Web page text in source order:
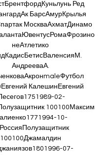
Ред
БарсАмурКрылья
МоскваАхматДинамо
неАтлетико
АндрееваА.
КалешинЕвгений
02-
100100Максим
10-
100100Джамалдин
07-